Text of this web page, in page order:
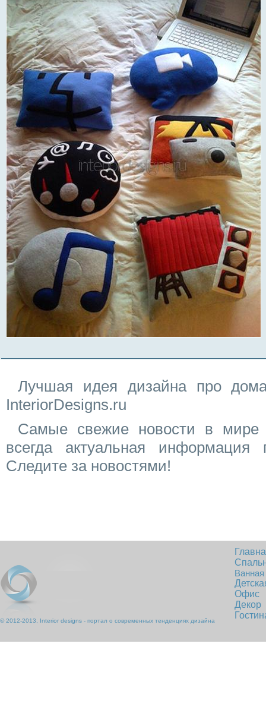
Лучшая идея дизайна про
InteriorDesigns.ru
Самые свежие новости в мире
всегда актуальная
Следите за новостями!
© 2012-2013, Interior designs - портал о современных тенденциях дизайна
Ванная
Офис
Декор